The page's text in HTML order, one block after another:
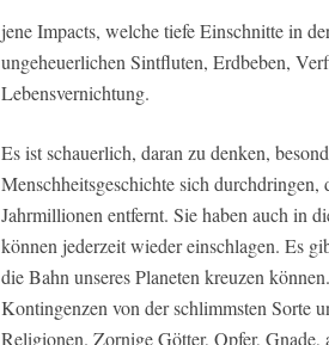
jene Impacts, welche tiefe Einschnitte in
ungeheuerlichen Sintfluten, Erdbeben,
Lebensvernichtung.
Es ist schauerlich, daran zu denken,
Menschheitsgeschichte sich
Jahrmillionen entfernt. Sie haben auch in
können jederzeit wieder einschlagen. Es
die Bahn unseres Planeten kreuzen
Kontingenzen von der schlimmsten Sorte
Religionen. Zornige Götter, Opfer,